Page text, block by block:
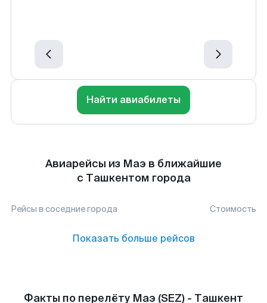
Найти авиабилеты
Авиарейсы из Маэ в ближайшие
с Ташкентом города
Рейсы в соседние города Стоимость
Показать больше рейсов
Факты по перелёту Маэ (SEZ) - Ташкент